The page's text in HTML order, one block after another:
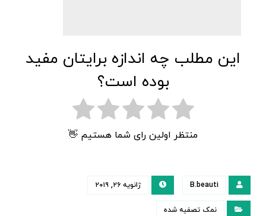
این مطلب چه اندازه برایتان مفید
بوده است؟
منتظر اولین رای شما هستیم 👋
B.beauti ژانویه ۲۶, ۲۰۱۹
نمک تصفیه شده